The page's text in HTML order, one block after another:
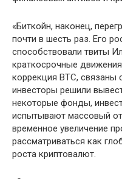
«Биткойн, наконец,
почти в шесть раз. Его
способствовали твиты
краткосрочные
коррекция BTC, связаны
инвесторы решили
некоторые фонды,
испытывают массовый
временное увеличение
рассматриваться как
роста криптовалют.